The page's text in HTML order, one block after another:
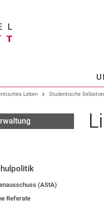
Leben Studentische
(AStA)
Referate